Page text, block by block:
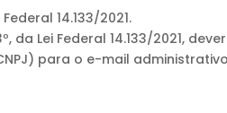
14.133/2021.
da Lei Federal 14.133/2021,
para o e-mail